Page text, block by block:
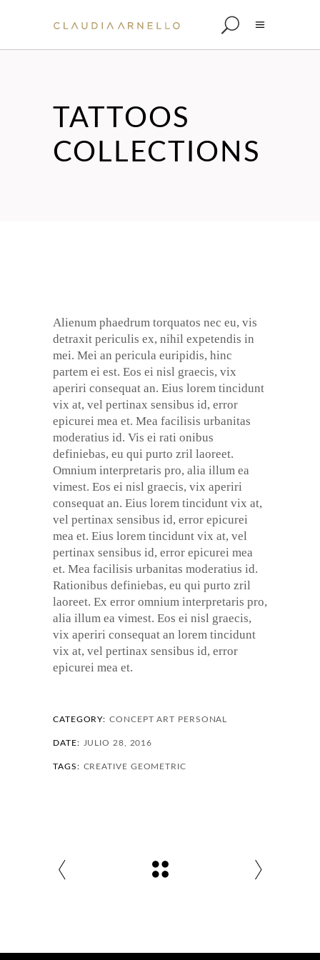
TATTOOS
COLLECTIONS
Alienum phaedrum torquatos nec eu, vis
detraxit periculis ex, nihil expetendis in
mei. Mei an pericula euripidis, hinc
partem ei est. Eos ei nisl graecis, vix
aperiri consequat an. Eius lorem tincidunt
vix at, vel pertinax sensibus id, error
epicurei mea et. Mea facilisis urbanitas
moderatius id. Vis ei rati onibus
definiebas, eu qui purto zril laoreet.
Omnium interpretaris pro, alia illum ea
vimest. Eos ei nisl graecis, vix aperiri
consequat an. Eius lorem tincidunt vix at,
vel pertinax sensibus id, error epicurei
mea et. Eius lorem tincidunt vix at, vel
pertinax sensibus id, error epicurei mea
et. Mea facilisis urbanitas moderatius id.
Rationibus definiebas, eu qui purto zril
laoreet. Ex error omnium interpretaris pro,
alia illum ea vimest. Eos ei nisl graecis,
vix aperiri consequat an lorem tincidunt
vix at, vel pertinax sensibus id, error
epicurei mea et.
CATEGORY: CONCEPT ART PERSONAL
DATE: JULIO 28, 2016
TAGS: CREATIVE GEOMETRIC